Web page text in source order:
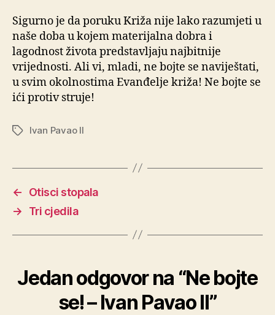
Sigurno je da poruku Križa nije lako razumjeti u
naše doba u kojem materijalna dobra i
lagodnost života predstavljaju najbitnije
vrijednosti. Ali vi, mladi, ne bojte se naviještati,
u svim okolnostima Evanđelje križa! Ne bojte se
ići protiv struje!
OznakeIvan Pavao II
←
Otisci stopala
→
Tri cjedila
Jedan odgovor na “Ne bojte
se! – Ivan Pavao II”